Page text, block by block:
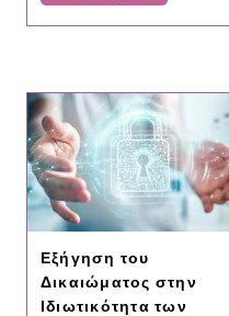
Εξήγηση του
Δικαιώματος στην
Ιδιωτικότητα των